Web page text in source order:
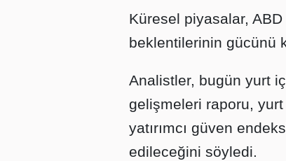
Küresel piyasalar,
beklentilerinin gücünü
Analistler, bugün yurt
gelişmeleri raporu,
yatırımcı güven
edileceğini söyledi.